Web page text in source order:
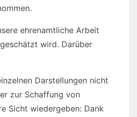
ehrenamtliche Arbeit
wird. Darüber
Darstellungen nicht
zur Schaffung von
Sicht wiedergeben: Dank